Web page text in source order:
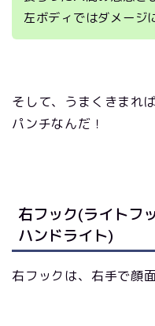
左ボディではダメージ
そして、うまくきまれ
パンチなんだ！
右フック(ライトフ
ハンドライト)
右フックは、右手で顔